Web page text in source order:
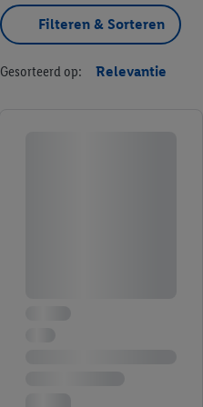
Filteren & Sorteren
Gesorteerd op: Relevantie